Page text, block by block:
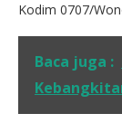
Kodim 0707/
Baca juga :